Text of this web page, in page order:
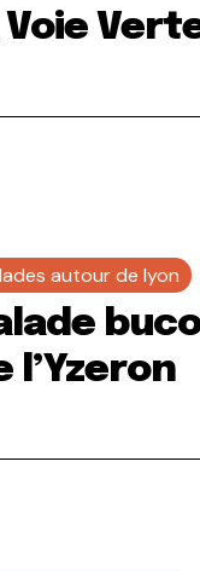
Voie
autour de lyon
l’Yzeron